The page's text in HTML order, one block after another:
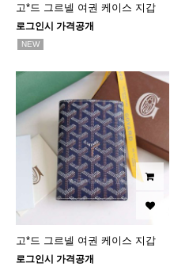
고*드 그르넬 여권 케이스 지갑
로그인시 가격공개
NEW
고*드 그르넬 여권 케이스 지갑
로그인시 가격공개